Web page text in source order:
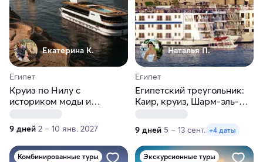
Екатерина К.
Египет
Круиз по Нилу с
историком моды и
9 дней 2 – 10 янв. 2027
Наталья П.
Египет
Египетский треугольник:
Каир, круиз, Шарм-эль-
9 дней 5 – 13 сент. +4 даты
Комбинированные туры Экскурсионные туры